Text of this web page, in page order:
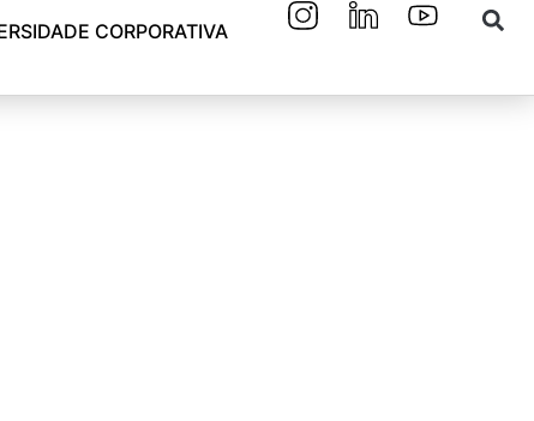
CORPORATIVA